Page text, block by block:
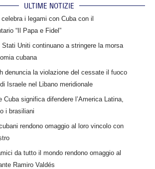
ULTIME NOTIZIE
i legami con Cuba con il
“Il Papa e Fidel”
Stati Uniti continuano a stringere la morsa
cubana
denuncia la violazione del cessate il fuoco
Israele nel Libano meridionale
Cuba significa difendere l’America Latina,
i brasiliani
rendono omaggio al loro vincolo con
da tutto il mondo rendono omaggio al
Ramiro Valdés